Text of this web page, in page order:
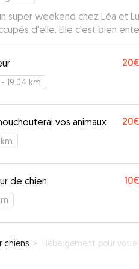
super weekend chez Léa et
d'elle. Elle c'est bien
Je recommande vivement.”
20€
- 19.04 km
vos animaux 20€
km
de chien 10€
chiens » Hébergement pour votre chien à La Tour-du-